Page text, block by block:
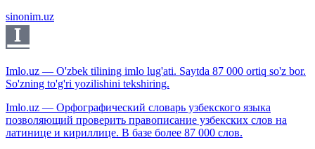
sinonim.uz
Imlo.uz — O'zbek tilining imlo lug'ati. Saytda 87 000 ortiq so'z bor.
So'zning to'g'ri yozilishini tekshiring.
Imlo.uz — Орфографический словарь узбекского языка
позволяющий проверить правописание узбекских слов на
латинице и кириллице. В базе более 87 000 слов.